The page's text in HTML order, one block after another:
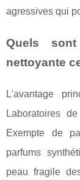
agressives qui
Quels
nettoyante
L'avantage
Laboratoires
Exempte de
parfums
peau fragile